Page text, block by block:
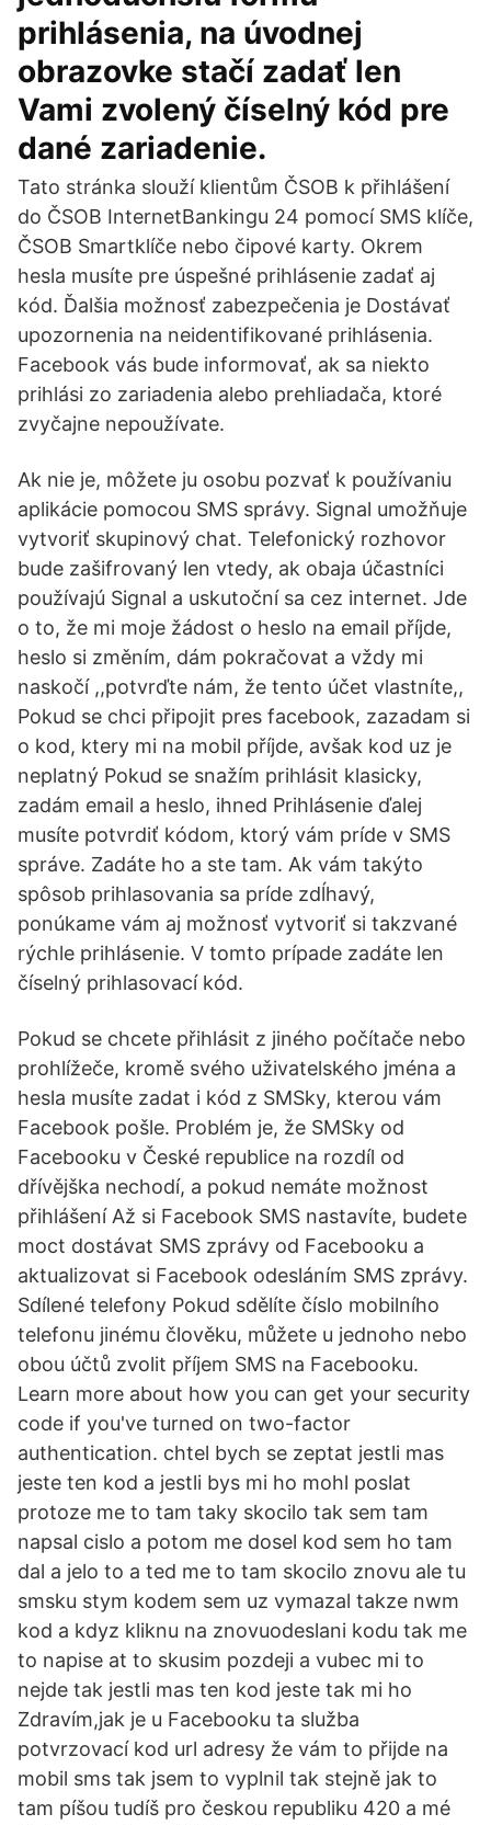
prihlásenia, na úvodnej
obrazovke stačí zadať len
Vami zvolený číselný kód pre
dané zariadenie.
Tato stránka slouží klientům ČSOB k přihlášení
do ČSOB InternetBankingu 24 pomocí SMS klíče,
ČSOB Smartklíče nebo čipové karty. Okrem
hesla musíte pre úspešné prihlásenie zadať aj
kód. Ďalšia možnosť zabezpečenia je Dostávať
upozornenia na neidentifikované prihlásenia.
Facebook vás bude informovať, ak sa niekto
prihlási zo zariadenia alebo prehliadača, ktoré
zvyčajne nepoužívate.
Ak nie je, môžete ju osobu pozvať k používaniu
aplikácie pomocou SMS správy. Signal umožňuje
vytvoriť skupinový chat. Telefonický rozhovor
bude zašifrovaný len vtedy, ak obaja účastníci
používajú Signal a uskutoční sa cez internet. Jde
o to, že mi moje žádost o heslo na email příjde,
heslo si změním, dám pokračovat a vždy mi
naskočí ,,potvrďte nám, že tento účet vlastníte,,
Pokud se chci připojit pres facebook, zazadam si
o kod, ktery mi na mobil příjde, avšak kod uz je
neplatný Pokud se snažím prihlásit klasicky,
zadám email a heslo, ihned Prihlásenie ďalej
musíte potvrdiť kódom, ktorý vám príde v SMS
správe. Zadáte ho a ste tam. Ak vám takýto
spôsob prihlasovania sa príde zdĺhavý,
ponúkame vám aj možnosť vytvoriť si takzvané
rýchle prihlásenie. V tomto prípade zadáte len
číselný prihlasovací kód.
Pokud se chcete přihlásit z jiného počítače nebo
prohlížeče, kromě svého uživatelského jména a
hesla musíte zadat i kód z SMSky, kterou vám
Facebook pošle. Problém je, že SMSky od
Facebooku v České republice na rozdíl od
dřívějška nechodí, a pokud nemáte možnost
přihlášení Až si Facebook SMS nastavíte, budete
moct dostávat SMS zprávy od Facebooku a
aktualizovat si Facebook odesláním SMS zprávy.
Sdílené telefony Pokud sdělíte číslo mobilního
telefonu jinému člověku, můžete u jednoho nebo
obou účtů zvolit příjem SMS na Facebooku.
Learn more about how you can get your security
code if you've turned on two-factor
authentication. chtel bych se zeptat jestli mas
jeste ten kod a jestli bys mi ho mohl poslat
protoze me to tam taky skocilo tak sem tam
napsal cislo a potom me dosel kod sem ho tam
dal a jelo to a ted me to tam skocilo znovu ale tu
smsku stym kodem sem uz vymazal takze nwm
kod a kdyz kliknu na znovuodeslani kodu tak me
to napise at to skusim pozdeji a vubec mi to
nejde tak jestli mas ten kod jeste tak mi ho
Zdravím,jak je u Facebooku ta služba
potvrzovací kod url adresy že vám to přijde na
mobil sms tak jsem to vyplnil tak stejně jak to
tam píšou tudíš pro českou republiku 420 a mé